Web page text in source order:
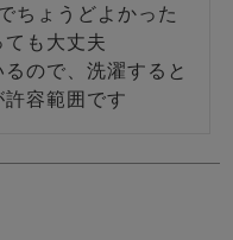
ちょうどよかった
も大丈夫
ので、洗濯すると